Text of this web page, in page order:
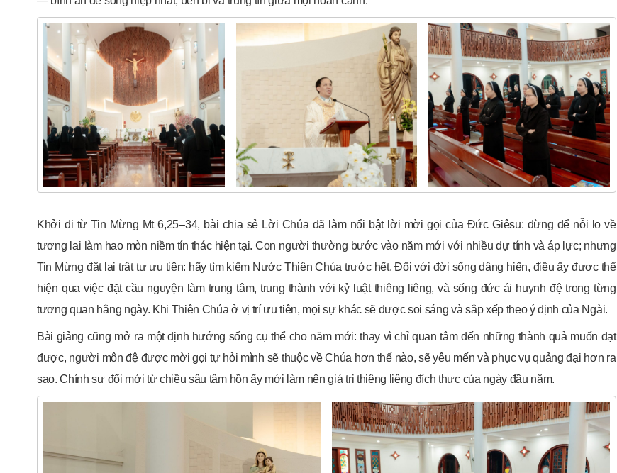
Khởi đi từ Tin Mừng Mt 6,25–34, bài chia sẻ Lời Chúa đã làm nổi bật lời mời gọi của Đức Giêsu: đừng để nỗi lo về
tương lai làm hao mòn niềm tín thác hiện tại. Con người thường bước vào năm mới với nhiều dự tính và áp lực; nhưng
Tin Mừng đặt lại trật tự ưu tiên: hãy tìm kiếm Nước Thiên Chúa trước hết. Đối với đời sống dâng hiến, điều ấy được thể
hiện qua việc đặt cầu nguyện làm trung tâm, trung thành với kỷ luật thiêng liêng, và sống đức ái huynh đệ trong từng
tương quan hằng ngày. Khi Thiên Chúa ở vị trí ưu tiên, mọi sự khác sẽ được soi sáng và sắp xếp theo ý định của Ngài.
Bài giảng cũng mở ra một định hướng sống cụ thể cho năm mới: thay vì chỉ quan tâm đến những thành quả muốn đạt
được, người môn đệ được mời gọi tự hỏi mình sẽ thuộc về Chúa hơn thế nào, sẽ yêu mến và phục vụ quảng đại hơn ra
sao. Chính sự đổi mới từ chiều sâu tâm hồn ấy mới làm nên giá trị thiêng liêng đích thực của ngày đầu năm.